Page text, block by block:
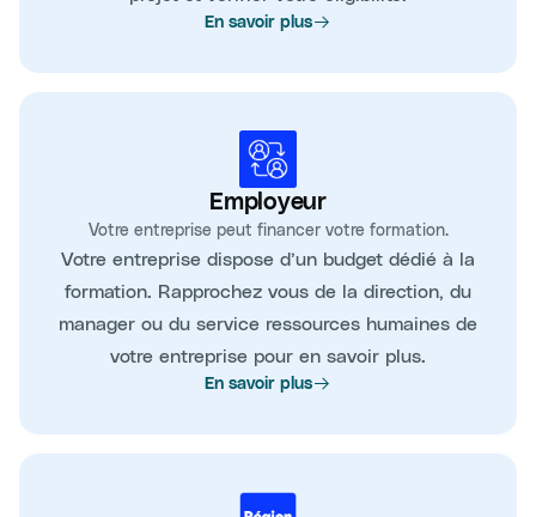
En savoir plus
Employeur
Votre entreprise peut financer votre formation.
Votre entreprise dispose d’un budget dédié à la
formation. Rapprochez vous de la direction, du
manager ou du service ressources humaines de
votre entreprise pour en savoir plus.
En savoir plus